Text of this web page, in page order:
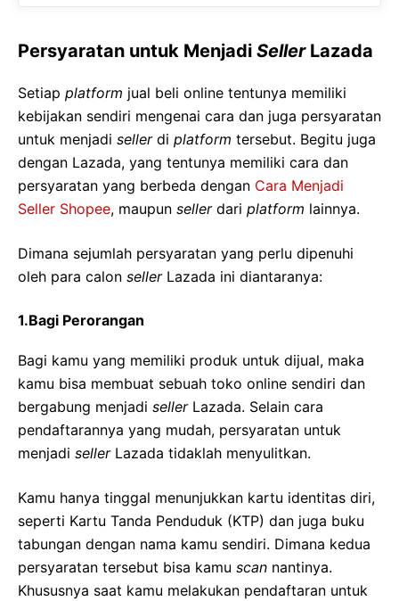
Persyaratan untuk Menjadi SellerLazada
Setiap platform jual beli online tentunya memiliki
kebijakan sendiri mengenai cara dan juga persyaratan
untuk menjadi sellerdi platform tersebut. Begitu juga
dengan Lazada, yang tentunya memiliki cara dan
persyaratan yang berbeda dengan Cara Menjadi
Seller Shopee, maupun sellerdari platform lainnya.
Dimana sejumlah persyaratan yang perlu dipenuhi
oleh para calon sellerLazada ini diantaranya:
1.Bagi Perorangan
Bagi kamu yang memiliki produk untuk dijual, maka
kamu bisa membuat sebuah toko online sendiri dan
bergabung menjadi sellerLazada. Selain cara
pendaftarannya yang mudah, persyaratan untuk
menjadi sellerLazada tidaklah menyulitkan.
Kamu hanya tinggal menunjukkan kartu identitas diri,
seperti Kartu Tanda Penduduk (KTP) dan juga buku
tabungan dengan nama kamu sendiri. Dimana kedua
persyaratan tersebut bisa kamu scan nantinya.
Khususnya saat kamu melakukan pendaftaran untuk